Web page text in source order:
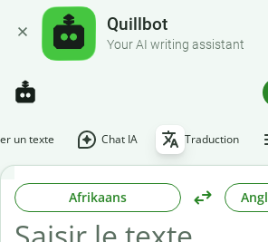
Quillbot
Your AI writing assistant
un texte Chat IA Traduction
Afrikaans